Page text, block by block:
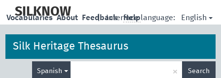
main
SILKNOW | Interface language: English
Vocabularies About Feedback Help
Silk Heritage Thesaurus
Spanish × Search